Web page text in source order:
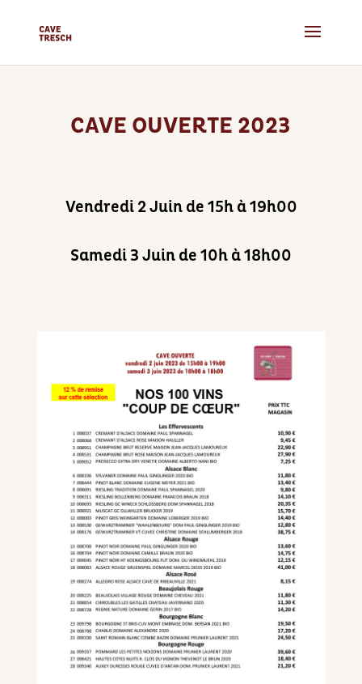
CAVE OUVERTE 2023
Vendredi 2 Juin de 15h à 19h00
Samedi 3 Juin de 10h à 18h00